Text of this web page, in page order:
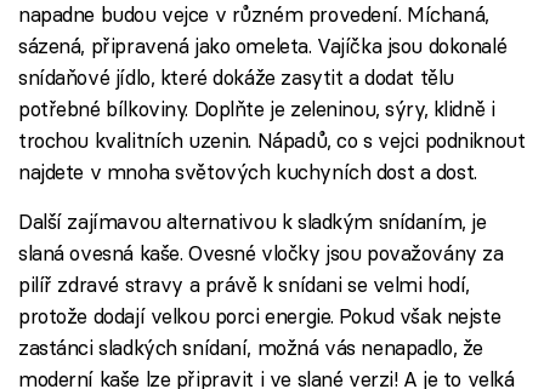
Sledujte nás
napadne budou vejce v různém provedení. Míchaná,
sázená, připravená jako omeleta. Vajíčka jsou dokonalé
snídaňové jídlo, které dokáže zasytit a dodat tělu
potřebné bílkoviny. Doplňte je zeleninou, sýry, klidně i
trochou kvalitních uzenin. Nápadů, co s vejci podniknout
najdete v mnoha světových kuchyních dost a dost.
Další zajímavou alternativou k sladkým snídaním, je
slaná ovesná kaše. Ovesné vločky jsou považovány za
pilíř zdravé stravy a právě k snídani se velmi hodí,
protože dodají velkou porci energie. Pokud však nejste
zastánci sladkých snídaní, možná vás nenapadlo, že
moderní kaše lze připravit i ve slané verzi! A je to velká